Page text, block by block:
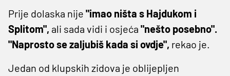
Prije dolaska nije "imao ništa s Hajdukom i
Splitom", ali sada vidi i osjeća "nešto posebno".
"Naprosto se zaljubiš kada si ovdje", rekao je.
Jedan od klupskih zidova je oblijepljen